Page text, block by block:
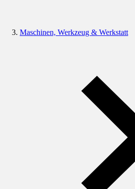
Maschinen, Werkzeug & Werkstatt